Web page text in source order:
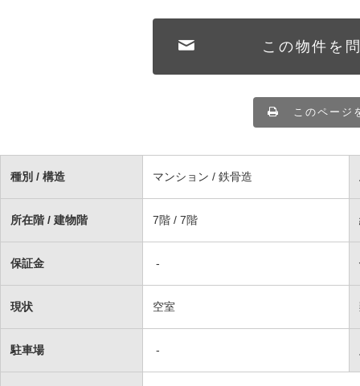
この物件を
このページ
種別 / 構造 マンション / 鉄骨造
所在階 / 建物階 7階 / 7階
保証金 -
現状 空室
駐車場 -